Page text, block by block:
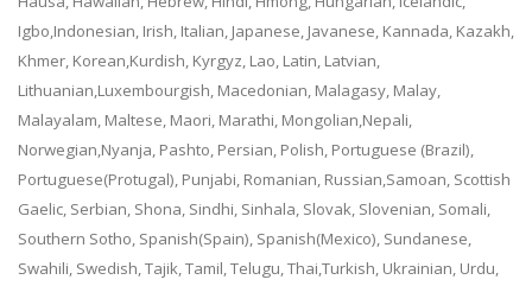
Igbo,Indonesian, Irish, Italian, Japanese, Javanese, Kannada, Kazakh,
Khmer, Korean,Kurdish, Kyrgyz, Lao, Latin, Latvian,
Lithuanian,Luxembourgish, Macedonian, Malagasy, Malay,
Malayalam, Maltese, Maori, Marathi, Mongolian,Nepali,
Norwegian,Nyanja, Pashto, Persian, Polish, Portuguese (Brazil),
Portuguese(Protugal), Punjabi, Romanian, Russian,Samoan, Scottish
Gaelic, Serbian, Shona, Sindhi, Sinhala, Slovak, Slovenian, Somali,
Southern Sotho, Spanish(Spain), Spanish(Mexico), Sundanese,
Swahili, Swedish, Tajik, Tamil, Telugu, Thai,Turkish, Ukrainian, Urdu,